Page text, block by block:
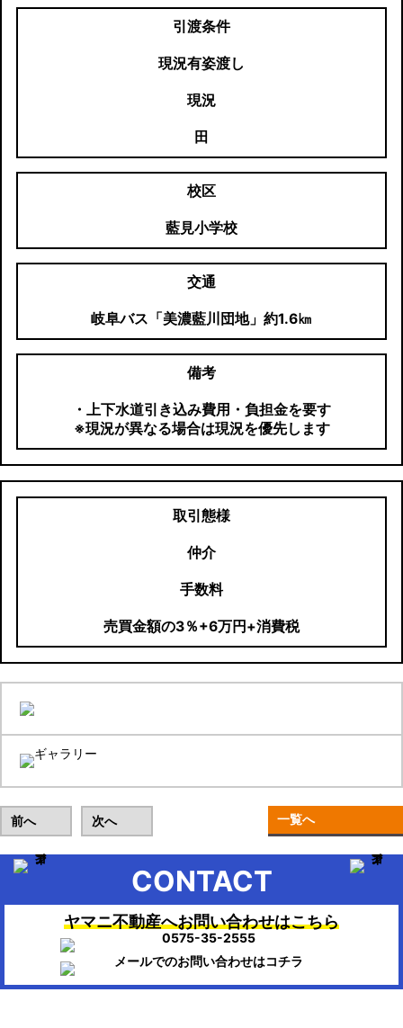
引渡条件
現況有姿渡し
現況
田
校区
藍見小学校
交通
岐阜バス「美濃藍川団地」約1.6㎞
備考
・上下水道引き込み費用・負担金を要す
※現況が異なる場合は現況を優先します
取引態様
仲介
手数料
売買金額の3％+6万円+消費税
前へ 次へ 一覧へ
CONTACT
ヤマニ不動産へお問い合わせはこちら